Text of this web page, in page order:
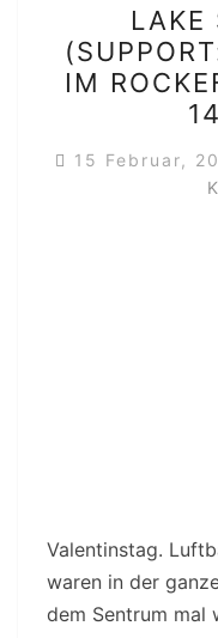
LAKE
IM
15 Februar,
Valentinstag.
waren in der
dem Sentrum mal